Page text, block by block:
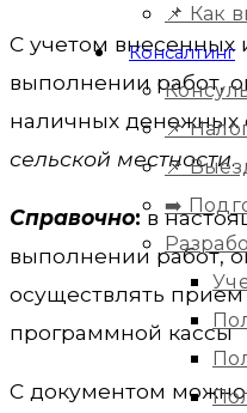
📌 Как
Консалтинг
📌
📌
➡️
С учетом
выполнении работ,
наличных денежных
сельской местности.
Справочно:в
выполнении работ,
осуществлять
программной кассы
С документом можно